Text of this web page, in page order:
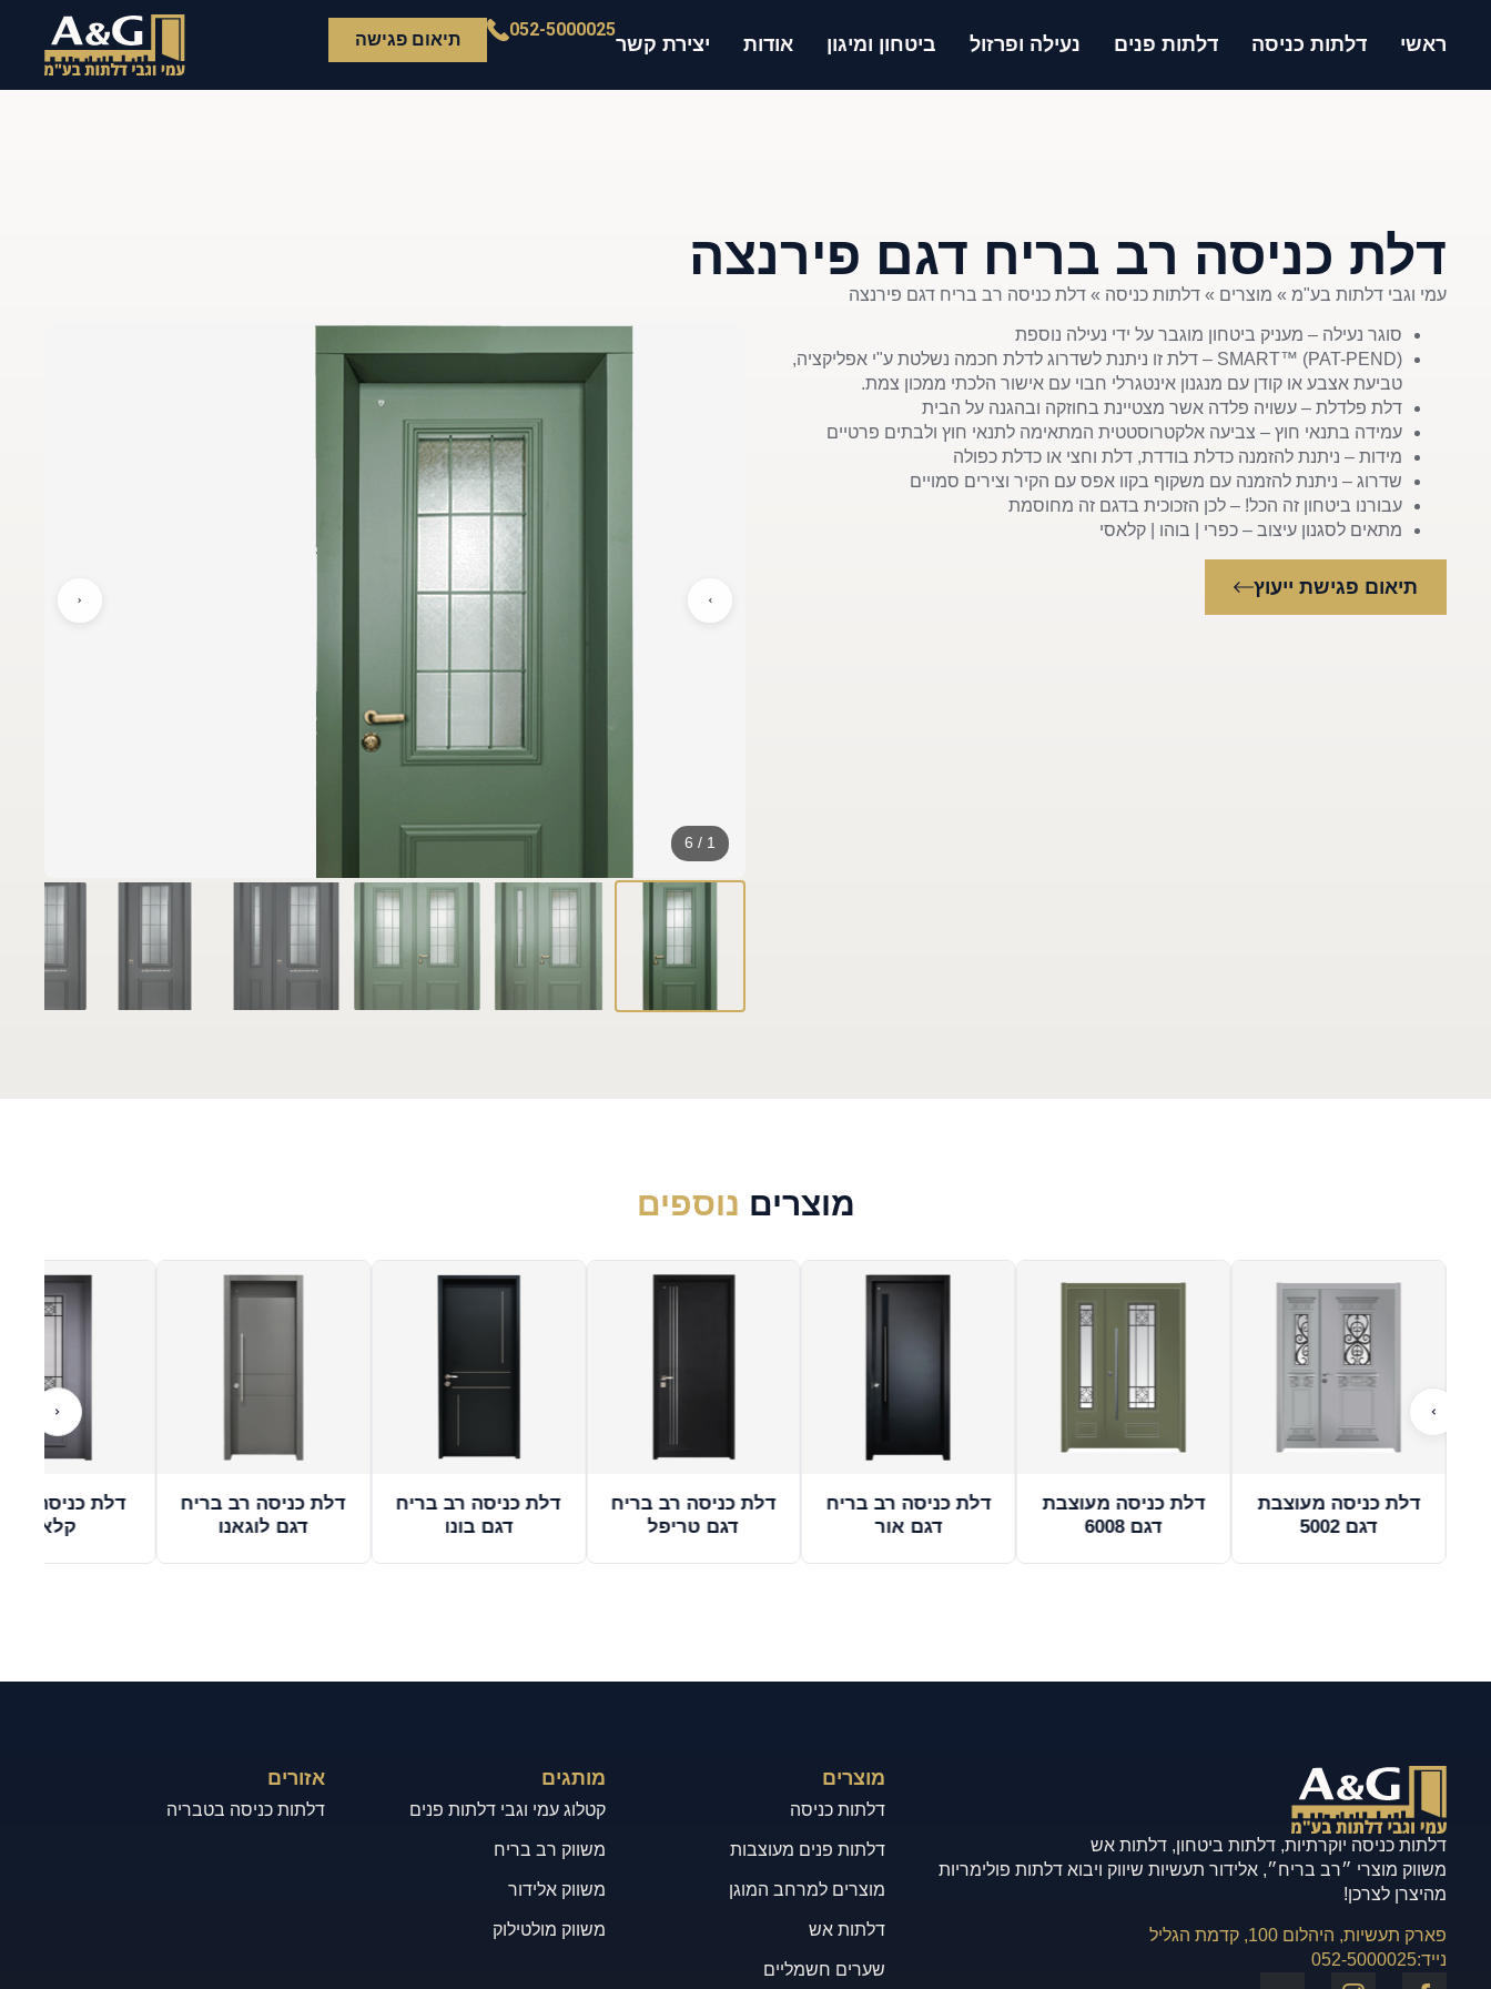
ראשי דלתות כניסה דלתות פנים נעילה ופרזול ביטחון ומיגון אודות יצירת קשר
052-5000025 תיאום פגישה
דלת כניסה רב בריח דגם פירנצה
עמי וגבי דלתות בע"מ » מוצרים »דלתות כניסה »דלת כניסה רב בריח דגם פירנצה
סוגר נעילה – מעניק ביטחון מוגבר על ידי נעילה נוספת
SMART™ (PAT-PEND) – דלת זו ניתנת לשדרוג לדלת חכמה נשלטת ע"י אפליקציה,
טביעת אצבע או קודן עם מנגנון אינטגרלי חבוי עם אישור הלכתי ממכון צמת.
דלת פלדלת – עשויה פלדה אשר מצטיינת בחוזקה ובהגנה על הבית
עמידה בתנאי חוץ – צביעה אלקטרוסטטית המתאימה לתנאי חוץ ולבתים פרטיים
מידות – ניתנת להזמנה כדלת בודדת, דלת וחצי או כדלת כפולה
שדרוג – ניתנת להזמנה עם משקוף בקוו אפס עם הקיר וצירים סמויים
עבורנו ביטחון זה הכל! – לכן הזכוכית בדגם זה מחוסמת
מתאים לסגנון עיצוב – כפרי | בוהו | קלאסי
תיאום פגישת ייעוץ
1
/
6
מוצרים נוספים
דלת כניסה מעוצבת
דגם 5002
דלת כניסה מעוצבת
דגם 6008
דלת כניסה רב בריח
דגם אור
דלת כניסה רב בריח
דגם טריפל
דלת כניסה רב בריח
דגם בונו
דלת כניסה רב בריח
דגם לוגאנו
דלת כניסה
קלאסי
דלתות כניסה יוקרתיות, דלתות ביטחון, דלתות אש
משווק מוצרי ״רב בריח״, אלידור תעשיות שיווק ויבוא דלתות פולימריות
מהיצרן לצרכן!
פארק תעשיות, היהלום 100, קדמת הגליל
נייד:052-5000025
מוצרים
דלתות כניסה
דלתות פנים מעוצבות
מוצרים למרחב המוגן
דלתות אש
שערים חשמליים
מותגים
קטלוג עמי וגבי דלתות פנים
משווק רב בריח
משווק אלידור
משווק מולטילוק
אזורים
דלתות כניסה בטבריה